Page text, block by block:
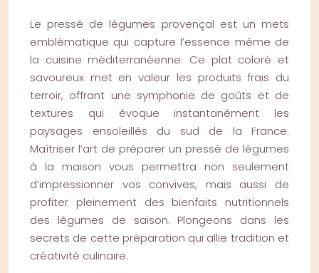
Le pressé de légumes provençal est un mets
emblématique qui capture l’essence même de
la cuisine méditerranéenne. Ce plat coloré et
savoureux met en valeur les produits frais du
terroir, offrant une symphonie de goûts et de
textures qui évoque instantanément les
paysages ensoleillés du sud de la France.
Maîtriser l’art de préparer un pressé de légumes
à la maison vous permettra non seulement
d’impressionner vos convives, mais aussi de
profiter pleinement des bienfaits nutritionnels
des légumes de saison. Plongeons dans les
secrets de cette préparation qui allie tradition et
créativité culinaire.